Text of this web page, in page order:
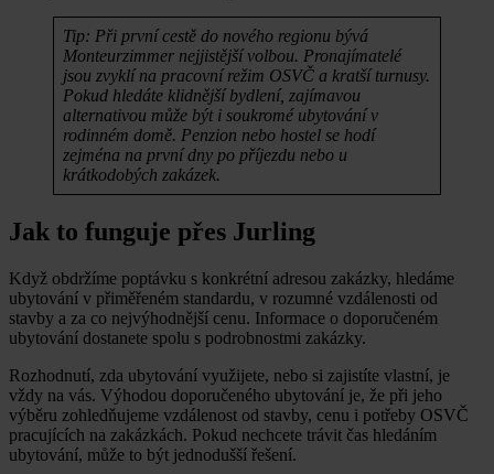
Tip: Při první cestě do nového regionu bývá
Monteurzimmer nejjistější volbou. Pronajímatelé
jsou zvyklí na pracovní režim OSVČ a kratší turnusy.
Pokud hledáte klidnější bydlení, zajímavou
alternativou může být i soukromé ubytování v
rodinném domě. Penzion nebo hostel se hodí
zejména na první dny po příjezdu nebo u
krátkodobých zakázek.
Jak to funguje přes Jurling
Když obdržíme poptávku s konkrétní adresou zakázky, hledáme
ubytování v přiměřeném standardu, v rozumné vzdálenosti od
stavby a za co nejvýhodnější cenu. Informace o doporučeném
ubytování dostanete spolu s podrobnostmi zakázky.
Rozhodnutí, zda ubytování využijete, nebo si zajistíte vlastní, je
vždy na vás. Výhodou doporučeného ubytování je, že při jeho
výběru zohledňujeme vzdálenost od stavby, cenu i potřeby OSVČ
pracujících na zakázkách. Pokud nechcete trávit čas hledáním
ubytování, může to být jednodušší řešení.